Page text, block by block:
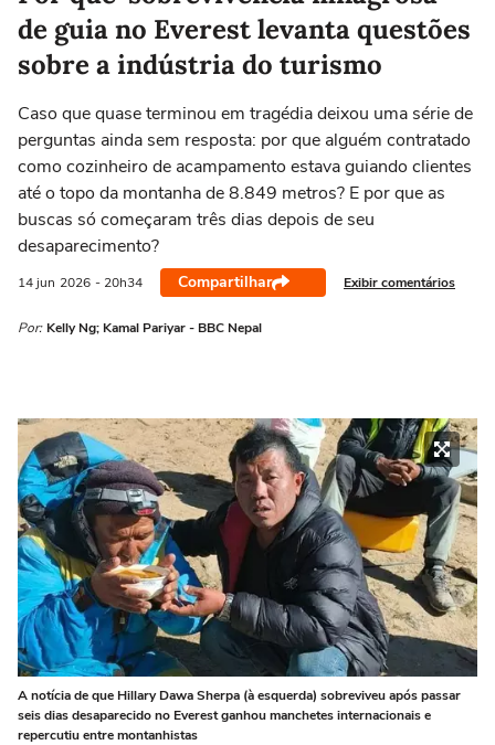
de guia no Everest levanta questões
sobre a indústria do turismo
Caso que quase terminou em tragédia deixou uma série de
perguntas ainda sem resposta: por que alguém contratado
como cozinheiro de acampamento estava guiando clientes
até o topo da montanha de 8.849 metros? E por que as
buscas só começaram três dias depois de seu
desaparecimento?
14 jun 2026 - 20h34 Compartilhar Exibir comentários
Por: Kelly Ng; Kamal Pariyar - BBC Nepal
A notícia de que Hillary Dawa Sherpa (à esquerda) sobreviveu após passar
seis dias desaparecido no Everest ganhou manchetes internacionais e
repercutiu entre montanhistas